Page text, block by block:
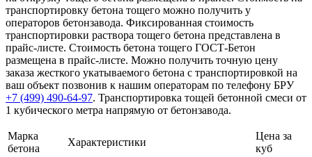
транспортировку бетона тощего можно получить у
операторов бетонзавода. Фиксированная стоимость
транспортировки раствора тощего бетона представлена в
прайс-листе. Стоимость бетона тощего ГОСТ-Бетон
размещена в прайс-листе. Можно получить точную цену
заказа жесткого укатываемого бетона с транспортировкой на
ваш объект позвонив к нашим операторам по телефону БРУ
+7 (499) 490-64-97. Транспортировка тощей бетонной смеси от
1 кубического метра напрямую от бетонзавода.
Марка
бетона
Характеристики
Цена за
куб